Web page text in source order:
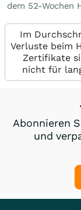
dem 52-Wochen
Im
Verluste beim
Zertifikate
nicht für
Abonnieren
und